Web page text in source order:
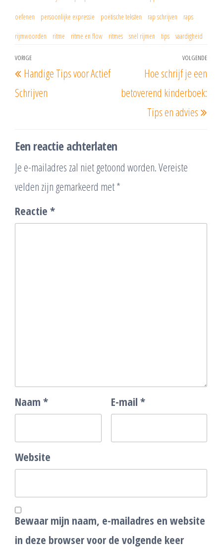
oefenen persoonlijke expressie poëtische teksten rap schrijven raps
rijmwoorden ritme ritme en flow ritmes snel rijmen tips vaardigheid
Berichtnavigatie
Vorig
bericht
VORIGE
Handige Tips voor Actief
Schrijven
VOLGENDE
Hoe schrijf je een
betoverend kinderboek:
Tips en advies
Een reactie achterlaten
Je e-mailadres zal niet getoond worden.Vereiste
velden zijn gemarkeerd met*
Reactie *
Naam * E-mail *
Website
Bewaar mijn naam, e-mailadres en website
in deze browser voor de volgende keer